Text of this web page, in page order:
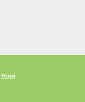
Więcej